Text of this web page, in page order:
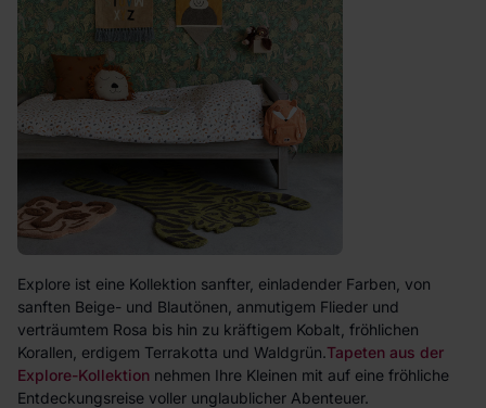
Explore ist eine Kollektion sanfter, einladender Farben, von
sanften Beige- und Blautönen, anmutigem Flieder und
verträumtem Rosa bis hin zu kräftigem Kobalt, fröhlichen
Korallen, erdigem Terrakotta und Waldgrün.Tapeten aus der
Explore-Kollektion nehmen Ihre Kleinen mit auf eine fröhliche
Entdeckungsreise voller unglaublicher Abenteuer.